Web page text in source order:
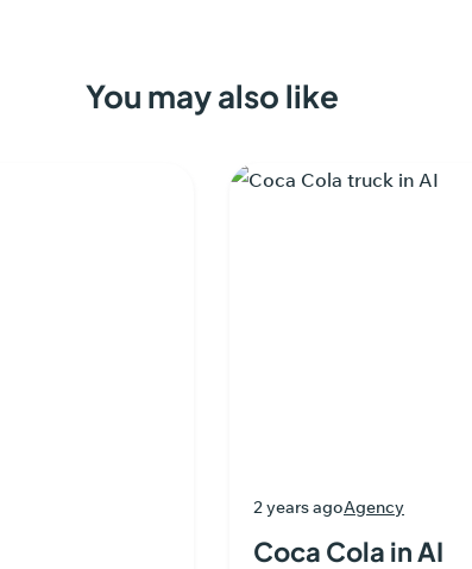
You may also like
2 years agoAgency
Coca Cola in AI